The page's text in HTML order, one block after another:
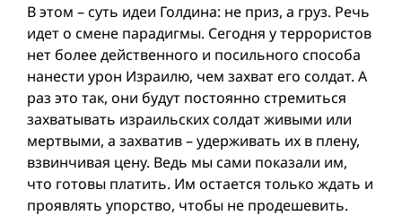
В этом – суть идеи Голдина: не приз, а груз. Речь
идет о смене парадигмы. Сегодня у террористов
нет более действенного и посильного способа
нанести урон Израилю, чем захват его солдат. А
раз это так, они будут постоянно стремиться
захватывать израильских солдат живыми или
мертвыми, а захватив – удерживать их в плену,
взвинчивая цену. Ведь мы сами показали им,
что готовы платить. Им остается только ждать и
проявлять упорство, чтобы не продешевить.